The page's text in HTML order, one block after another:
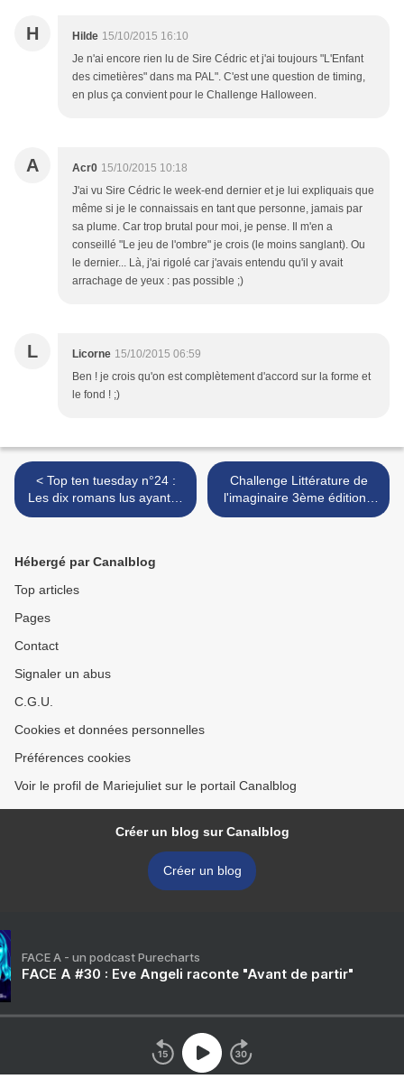
H Hilde 15/10/2015 16:10
Je n'ai encore rien lu de Sire Cédric et j'ai toujours "L'Enfant
des cimetières" dans ma PAL". C'est une question de timing,
en plus ça convient pour le Challenge Halloween.
A Acr0 15/10/2015 10:18
J'ai vu Sire Cédric le week-end dernier et je lui expliquais que
même si je le connaissais en tant que personne, jamais par
sa plume. Car trop brutal pour moi, je pense. Il m'en a
conseillé "Le jeu de l'ombre" je crois (le moins sanglant). Ou
le dernier... Là, j'ai rigolé car j'avais entendu qu'il y avait
arrachage de yeux : pas possible ;)
L Licorne 15/10/2015 06:59
Ben ! je crois qu'on est complètement d'accord sur la forme et
le fond ! ;)
< Top ten tuesday n°24 :
Les dix romans lus ayant le
plus de pages
Challenge Littérature de
l'imaginaire 3ème édition :
6ème bilan >
Hébergé par Canalblog
Top articles
Pages
Contact
Signaler un abus
C.G.U.
Cookies et données personnelles
Préférences cookies
Voir le profil de Mariejuliet sur le portail Canalblog
Créer un blog sur Canalblog
Créer un blog
FACE A - un podcast Purecharts
FACE A #30 : Eve Angeli raconte "Avant de partir"